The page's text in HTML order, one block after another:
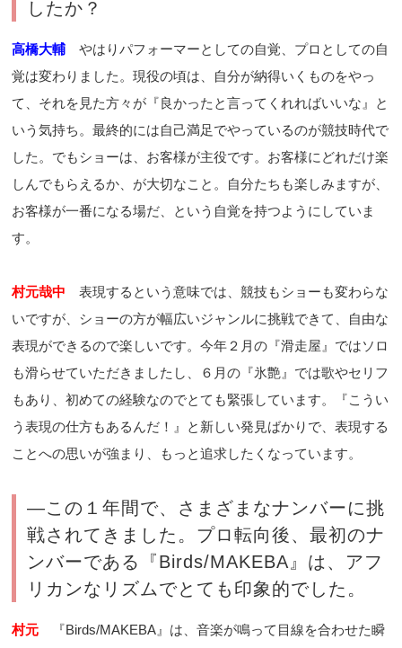
したか？
高橋大輔 やはりパフォーマーとしての自覚、プロとしての自
覚は変わりました。現役の頃は、自分が納得いくものをやっ
て、それを見た方々が『良かったと言ってくれればいいな』と
いう気持ち。最終的には自己満足でやっているのが競技時代で
した。でもショーは、お客様が主役です。お客様にどれだけ楽
しんでもらえるか、が大切なこと。自分たちも楽しみますが、
お客様が一番になる場だ、という自覚を持つようにしていま
す。
村元哉中 表現するという意味では、競技もショーも変わらな
いですが、ショーの方が幅広いジャンルに挑戦できて、自由な
表現ができるので楽しいです。今年２月の『滑走屋』ではソロ
も滑らせていただきましたし、６月の『氷艶』では歌やセリフ
もあり、初めての経験なのでとても緊張しています。『こうい
う表現の仕方もあるんだ！』と新しい発見ばかりで、表現する
ことへの思いが強まり、もっと追求したくなっています。
―この１年間で、さまざまなナンバーに挑
戦されてきました。プロ転向後、最初のナ
ンバーである『Birds/MAKEBA』は、アフ
リカンなリズムでとても印象的でした。
村元 『Birds/MAKEBA』は、音楽が鳴って目線を合わせた瞬